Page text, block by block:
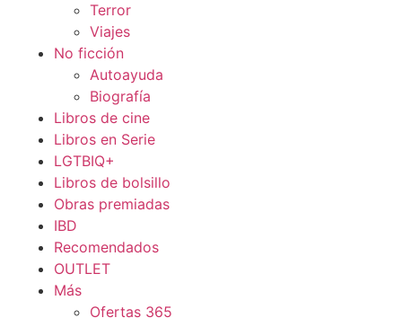
Terror
Viajes
No ficción
Autoayuda
Biografía
Libros de cine
Libros en Serie
LGTBIQ+
Libros de bolsillo
Obras premiadas
IBD
Recomendados
OUTLET
Más
Ofertas 365